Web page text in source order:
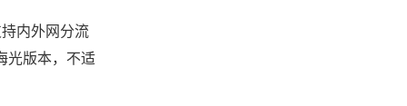
内外网分流
光版本，不适